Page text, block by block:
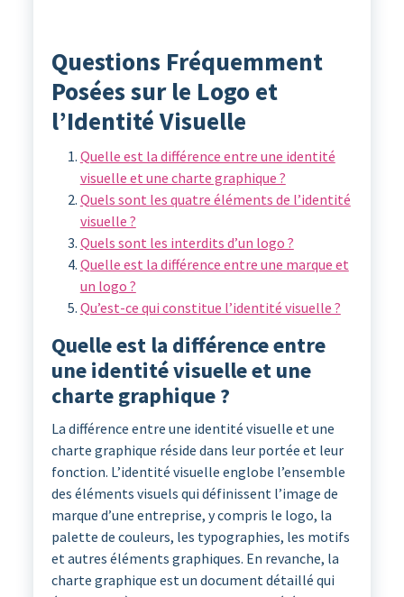
Questions Fréquemment
Posées sur le Logo et
l’Identité Visuelle
Quelle est la différence entre une identité
visuelle et une charte graphique ?
Quels sont les quatre éléments de l’identité
visuelle ?
Quels sont les interdits d’un logo ?
Quelle est la différence entre une marque et
un logo ?
Qu’est-ce qui constitue l’identité visuelle ?
Quelle est la différence entre
une identité visuelle et une
charte graphique ?
La différence entre une identité visuelle et une
charte graphique réside dans leur portée et leur
fonction. L’identité visuelle englobe l’ensemble
des éléments visuels qui définissent l’image de
marque d’une entreprise, y compris le logo, la
palette de couleurs, les typographies, les motifs
et autres éléments graphiques. En revanche, la
charte graphique est un document détaillé qui